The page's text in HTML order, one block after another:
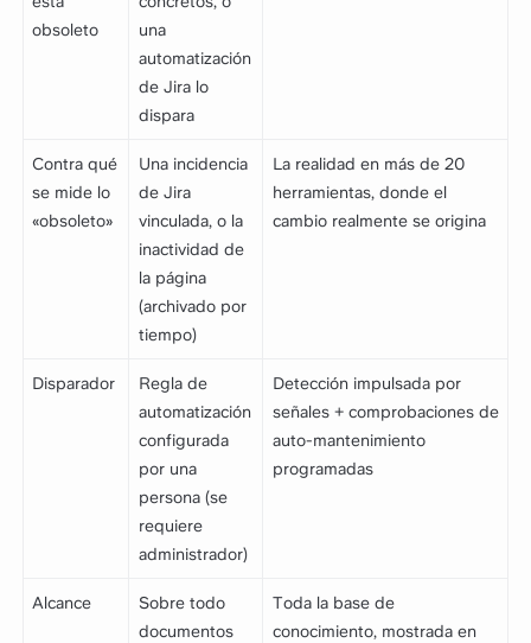
obsoleto
una
automatización
de Jira lo
dispara
Contra qué
se mide lo
«obsoleto»
Una incidencia
de Jira
vinculada, o la
inactividad de
la página
(archivado por
tiempo)
La realidad en más de 20
herramientas, donde el
cambio realmente se origina
Disparador
Regla de
automatización
configurada
por una
persona (se
requiere
administrador)
Detección impulsada por
señales + comprobaciones de
auto-mantenimiento
programadas
Alcance
Sobre todo
documentos
Toda la base de
conocimiento, mostrada en